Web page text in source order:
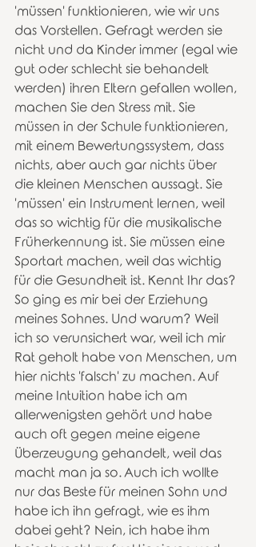
'müssen' funktionieren, wie wir uns
das Vorstellen. Gefragt werden sie
nicht und da Kinder immer (egal wie
gut oder schlecht sie behandelt
werden) ihren Eltern gefallen wollen,
machen Sie den Stress mit. Sie
müssen in der Schule funktionieren,
mit einem Bewertungssystem, dass
nichts, aber auch gar nichts über
die kleinen Menschen aussagt. Sie
'müssen' ein Instrument lernen, weil
das so wichtig für die musikalische
Früherkennung ist. Sie müssen eine
Sportart machen, weil das wichtig
für die Gesundheit ist. Kennt Ihr das?
So ging es mir bei der Erziehung
meines Sohnes. Und warum? Weil
ich so verunsichert war, weil ich mir
Rat geholt habe von Menschen, um
hier nichts 'falsch' zu machen. Auf
meine Intuition habe ich am
allerwenigsten gehört und habe
auch oft gegen meine eigene
Überzeugung gehandelt, weil das
macht man ja so. Auch ich wollte
nur das Beste für meinen Sohn und
habe ich ihn gefragt, wie es ihm
dabei geht? Nein, ich habe ihm